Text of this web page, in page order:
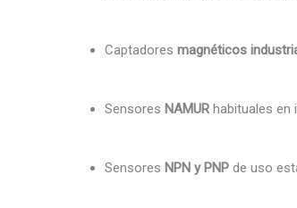
Captadores magnéticos
Sensores NAMUR habituales en
Sensores NPN y PNP de uso